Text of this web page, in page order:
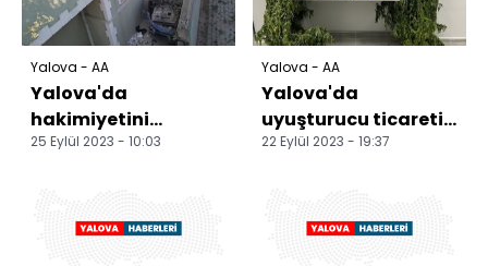
Yalova - AA
Yalova'da
hakimiyetini
kaybeden otomobil
25 Eylül 2023 - 10:03
Yalova - AA
Yalova'da
uyuşturucu ticareti
şüphelisi tutuklandı
22 Eylül 2023 - 19:37